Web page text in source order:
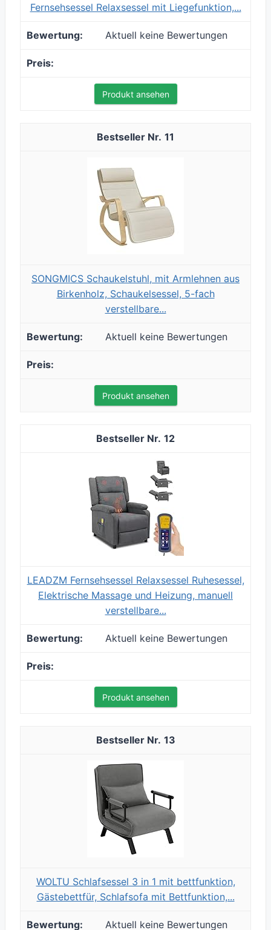
Fernsehsessel Relaxsessel mit Liegefunktion,...
Aktuell keine Bewertungen
Produkt ansehen
11
SONGMICS Schaukelstuhl, mit Armlehnen aus
Birkenholz, Schaukelsessel, 5-fach
verstellbare...
Aktuell keine Bewertungen
Produkt ansehen
12
LEADZM Fernsehsessel Relaxsessel Ruhesessel,
Elektrische Massage und Heizung, manuell
verstellbare...
Aktuell keine Bewertungen
Produkt ansehen
13
WOLTU Schlafsessel 3 in 1 mit bettfunktion,
Gästebettfür, Schlafsofa mit Bettfunktion,...
Aktuell keine Bewertungen